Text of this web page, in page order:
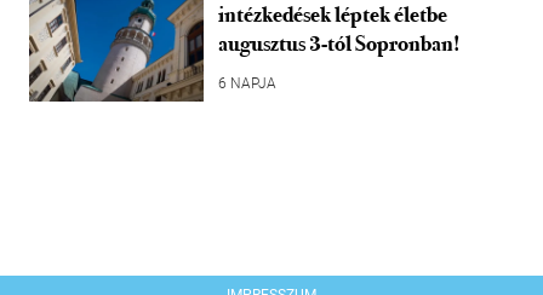
intézkedések léptek életbe
augusztus 3-tól Sopronban!
6 NAPJA